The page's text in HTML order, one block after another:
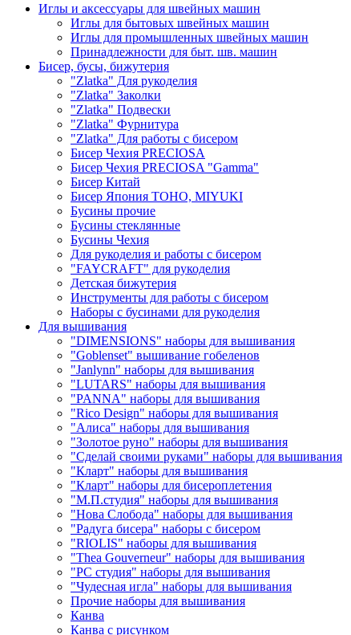
Иглы и аксессуары для швейных машин
Иглы для бытовых швейных машин
Иглы для промышленных швейных машин
Принадлежности для быт. шв. машин
Бисер, бусы, бижутерия
"Zlatka" Для рукоделия
"Zlatka" Заколки
"Zlatka" Подвески
"Zlatka" Фурнитура
"Zlatka" Для работы с бисером
Бисер Чехия PRECIOSA
Бисер Чехия PRECIOSA "Gamma"
Бисер Китай
Бисер Япония TOHO, MIYUKI
Бусины прочие
Бусины стеклянные
Бусины Чехия
Для рукоделия и работы с бисером
"FAYCRAFT" для рукоделия
Детская бижутерия
Инструменты для работы с бисером
Наборы с бусинами для рукоделия
Для вышивания
"DIMENSIONS" наборы для вышивания
"Goblenset" вышивание гобеленов
"Janlynn" наборы для вышивания
"LUTARS" наборы для вышивания
"PANNA" наборы для вышивания
"Rico Design" наборы для вышивания
"Алиса" наборы для вышивания
"Золотое руно" наборы для вышивания
"Сделай своими руками" наборы для вышивания
"Кларт" наборы для вышивания
"Кларт" наборы для бисероплетения
"М.П.студия" наборы для вышивания
"Нова Слобода" наборы для вышивания
"Радуга бисера" наборы с бисером
"RIOLIS" наборы для вышивания
"Thea Gouverneur" наборы для вышивания
"РС студия" наборы для вышивания
"Чудесная игла" наборы для вышивания
Прочие наборы для вышивания
Канва
Канва с рисунком